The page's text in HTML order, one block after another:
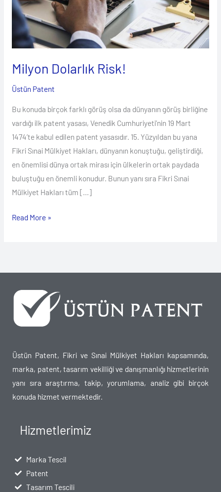
Milyon Dolarlık Risk!
Üstün Patent
Bu konuda birçok farklı görüş olsa da dünyanın görüş birliğine
vardığı ilk patent yasası, Venedik Cumhuriyeti’nin 19 Mart
1474’te kabul edilen patent yasasıdır. 15. Yüzyıldan bu yana
Fikri Sınai Mülkiyet Hakları, dünyanın konuştuğu, geliştirdiği,
en önemlisi dünya ortak mirası için ülkelerin ortak paydada
buluştuğu en önemli konudur. Bunun yanı sıra Fikri Sınai
Mülkiyet Hakları tüm […]
Read More »
Üstün Patent, Fikri ve Sınai Mülkiyet Hakları kapsamında,
marka, patent, tasarım vekilliği ve danışmanlığı hizmetlerinin
yanı sıra araştırma, takip, yorumlama, analiz gibi birçok
konuda hizmet vermektedir.
Hizmetlerimiz
Marka Tescil
Patent
Tasarım Tescili